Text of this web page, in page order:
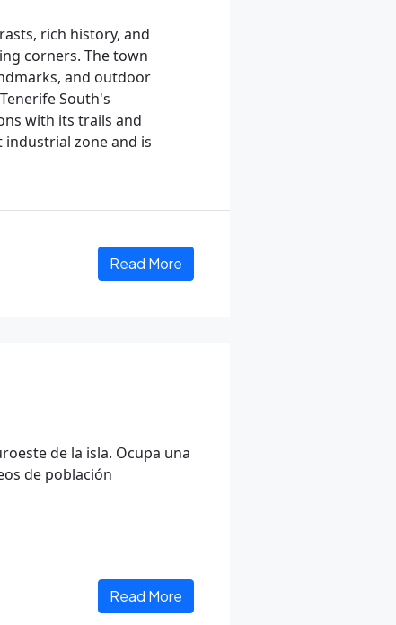
rich history, and
corners. The town
and outdoor
South's
with its trails and
industrial zone and is
Read More
de la isla. Ocupa una
de población
Read More